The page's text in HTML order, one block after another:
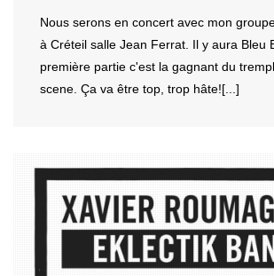
Nous serons en concert avec mon
à Créteil salle Jean Ferrat. Il y aura Bleu
première partie c'est la gagnant du
scene. Ça va être top, trop hâte![...]